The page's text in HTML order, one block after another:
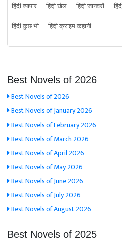
हिंदी व्यापार
हिंदी खेल हिंदी जानवरों
हिंदी कुछ भी
हिंदी क्राइम कहानी
Best Novels of 2026
Best Novels of 2026
Best Novels of January 2026
Best Novels of February 2026
Best Novels of March 2026
Best Novels of April 2026
Best Novels of May 2026
Best Novels of June 2026
Best Novels of July 2026
Best Novels of August 2026
Best Novels of 2025